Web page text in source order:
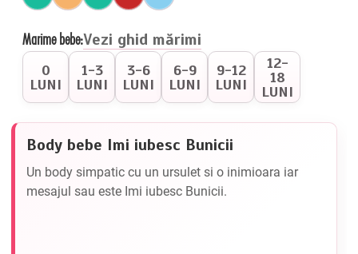
Marime bebe:Vezi ghid mărimi
0
LUNI
1-3
LUNI
3-6
LUNI
6-9
LUNI
9-12
LUNI
12-
18
LUNI
Body bebe Imi iubesc Bunicii
Un body simpatic cu un ursulet si o inimioara iar
mesajul sau este Imi iubesc Bunicii.